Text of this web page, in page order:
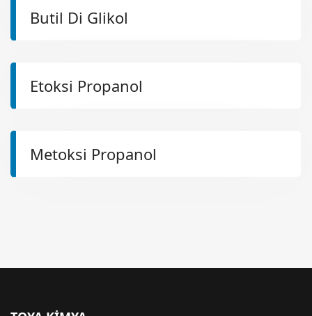
Butil Di Glikol
Etoksi Propanol
Metoksi Propanol